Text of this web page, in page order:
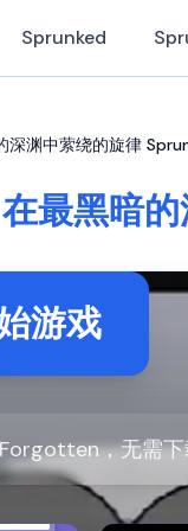
Sprunked
渊中萦绕的旋律
最黑暗
游戏
，无需